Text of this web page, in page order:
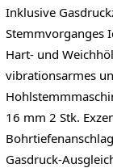
Inklusive
Stemmvorganges
Hart- und
vibrationsarmes
16 mm 2 Stk.
Gasdruck-